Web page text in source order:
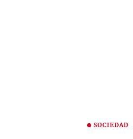
SOCIEDAD